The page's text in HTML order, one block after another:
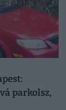
parkolsz,